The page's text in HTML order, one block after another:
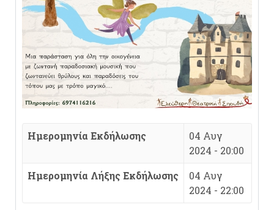
Ημερομηνία Εκδήλωσης
04 Αυγ
2024 - 20:00
Ημερομηνία Λήξης Εκδήλωσης
04 Αυγ
2024 - 22:00